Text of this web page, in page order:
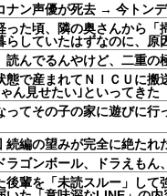
ナン声優が死去 → 今トン
った頃、隣の奥さんから「
らしていたはずなのに、
読んでるんやけど、二重
態で産まれてＮＩＣＵに搬
ん見せたい｣といってきた
ってその子の家に遊びに行
続編の望みが完全に絶たれ
ラゴンボール、ドラえも
後輩を「未読スルー」して